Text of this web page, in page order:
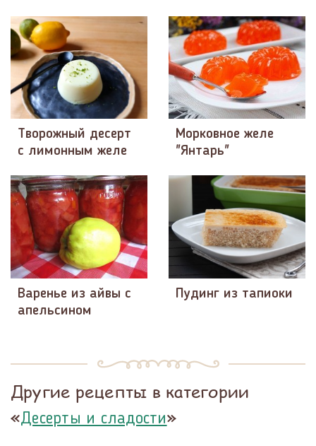
Творожный десерт
с лимонным желе
Морковное желе
"Янтарь"
Варенье из айвы с
апельсином
Пудинг из тапиоки
Другие рецепты в категории
«Десерты и сладости»